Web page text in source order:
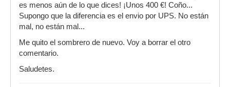
es menos aún de lo que dices! ¡Unos 400 €! Coño...
Supongo que la diferencia es el envio por UPS. No están
mal, no están mal...
Me quito el sombrero de nuevo. Voy a borrar el otro
comentario.
Saludetes.